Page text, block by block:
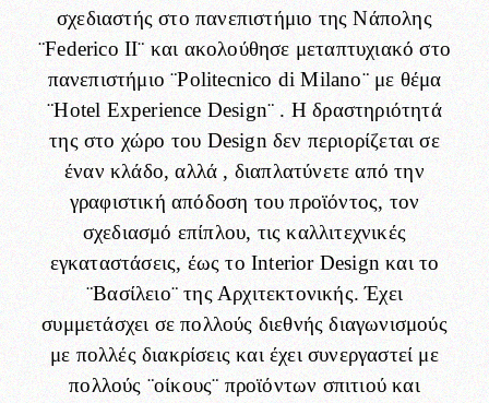
σχεδιαστής στο πανεπιστήμιο της Νάπολης
¨Federico II¨ και ακολούθησε μεταπτυχιακό στο
πανεπιστήμιο ¨Politecnico di Milano¨ με θέμα
¨Hotel Experience Design¨ . Η δραστηριότητά
της στο χώρο του Design δεν περιορίζεται σε
έναν κλάδο, αλλά , διαπλατύνετε από την
γραφιστική απόδοση του προϊόντος, τον
σχεδιασμό επίπλου, τις καλλιτεχνικές
εγκαταστάσεις, έως το Interior Design και το
¨Βασίλειο¨ της Αρχιτεκτονικής. Έχει
συμμετάσχει σε πολλούς διεθνής διαγωνισμούς
με πολλές διακρίσεις και έχει συνεργαστεί με
πολλούς ¨οίκους¨ προϊόντων σπιτιού και